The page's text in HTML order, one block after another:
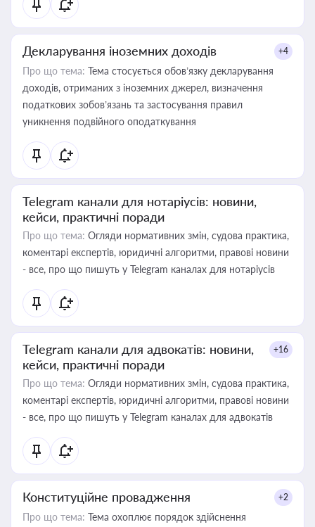
Декларування іноземних доходів +4
Про що тема: Тема стосується обов’язку декларування
доходів, отриманих з іноземних джерел, визначення
податкових зобов’язань та застосування правил
уникнення подвійного оподаткування
Telegram канали для нотаріусів: новини,
кейси, практичні поради
Про що тема: Огляди нормативних змін, судова практика,
коментарі експертів, юридичні алгоритми, правові новини
- все, про що пишуть у Telegram каналах для нотаріусів
Telegram канали для адвокатів: новини,
кейси, практичні поради
+16
Про що тема: Огляди нормативних змін, судова практика,
коментарі експертів, юридичні алгоритми, правові новини
- все, про що пишуть у Telegram каналах для адвокатів
Конституційне провадження +2
Про що тема: Тема охоплює порядок здійснення